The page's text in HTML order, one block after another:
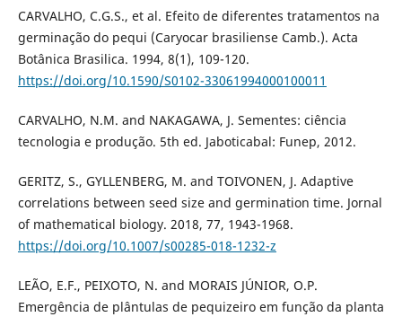
CARVALHO, C.G.S., et al. Efeito de diferentes tratamentos na
germinação do pequi (Caryocar brasiliense Camb.). Acta
Botânica Brasilica. 1994, 8(1), 109-120.
https://doi.org/10.1590/S0102-33061994000100011
CARVALHO, N.M. and NAKAGAWA, J. Sementes: ciência
tecnologia e produção. 5th ed. Jaboticabal: Funep, 2012.
GERITZ, S., GYLLENBERG, M. and TOIVONEN, J. Adaptive
correlations between seed size and germination time. Jornal
of mathematical biology. 2018, 77, 1943-1968.
https://doi.org/10.1007/s00285-018-1232-z
LEÃO, E.F., PEIXOTO, N. and MORAIS JÚNIOR, O.P.
Emergência de plântulas de pequizeiro em função da planta